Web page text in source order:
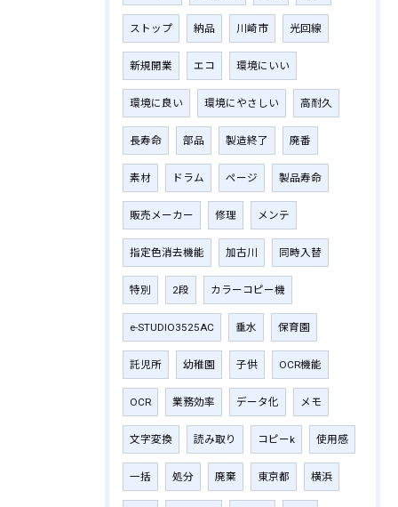
ストップ 納品 川崎市 光回線
新規開業 エコ 環境にいい
環境に良い 環境にやさしい 高耐久
長寿命 部品 製造終了 廃番
素材 ドラム ページ 製品寿命
販売メーカー 修理 メンテ
指定色消去機能 加古川 同時入替
特別 2段 カラーコピー機
e-STUDIO3525AC 垂水 保育園
託児所 幼稚園 子供 OCR機能
OCR 業務効率 データ化 メモ
文字変換 読み取り コピーk 使用感
一括 処分 廃棄 東京都 横浜